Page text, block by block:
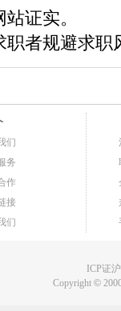
证实。
职者规避求职
们
务
作
接
们
ICP证
Copyright©